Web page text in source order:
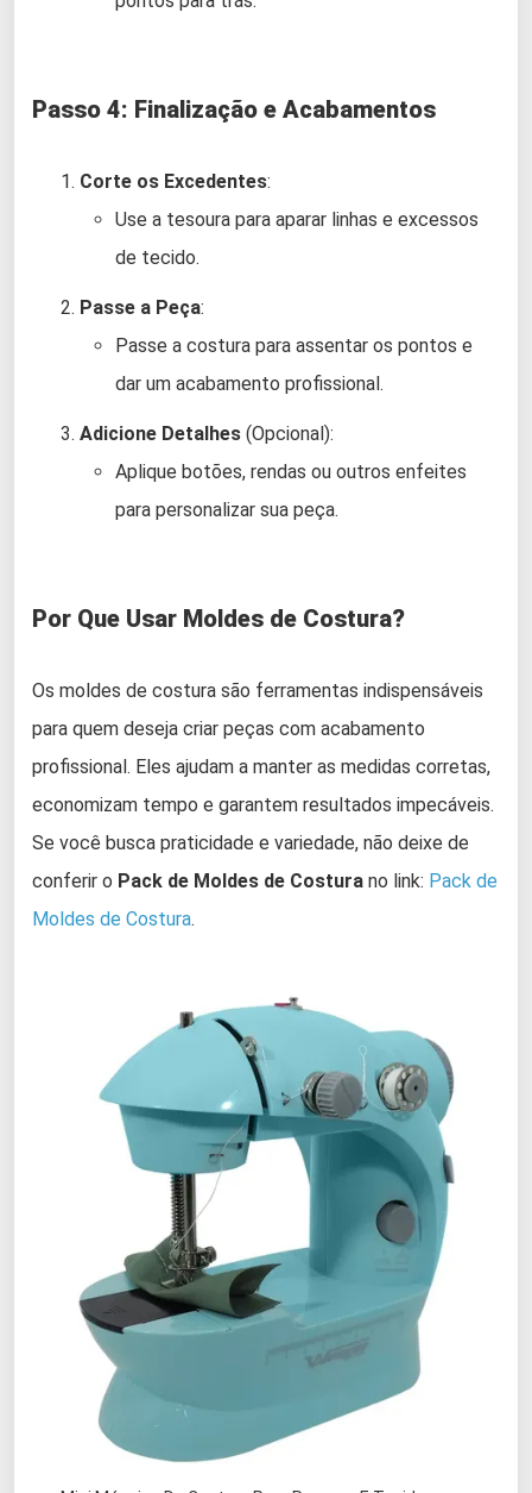
Passo 4: Finalização e Acabamentos
Corte os Excedentes:
Use a tesoura para aparar linhas e excessos
de tecido.
Passe a Peça:
Passe a costura para assentar os pontos e
dar um acabamento profissional.
Adicione Detalhes (Opcional):
Aplique botões, rendas ou outros enfeites
para personalizar sua peça.
Por Que Usar Moldes de Costura?
Os moldes de costura são ferramentas indispensáveis
para quem deseja criar peças com acabamento
profissional. Eles ajudam a manter as medidas corretas,
economizam tempo e garantem resultados impecáveis.
Se você busca praticidade e variedade, não deixe de
conferir o Pack de Moldes de Costura no link: Pack de
Moldes de Costura.